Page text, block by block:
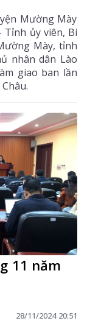
Mường Mày
Tỉnh ủy viên, Bí
Mày, tỉnh
nhân dân Lào
giao ban lần
11 năm
28/11/2024 20:51